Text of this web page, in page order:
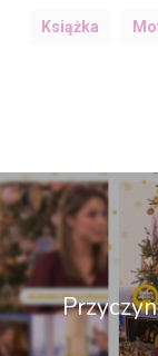
Książka